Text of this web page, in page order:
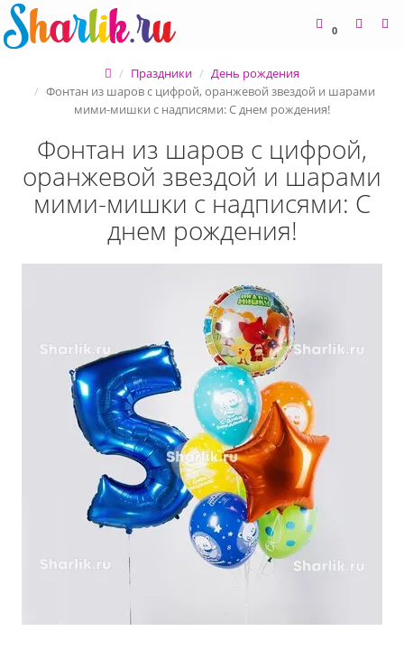
0
Праздники
День рождения
Фонтан из шаров с цифрой, оранжевой звездой и шарами
мими-мишки с надписями: С днем рождения!
Фонтан из шаров с цифрой,
оранжевой звездой и шарами
мими-мишки с надписями: С
днем рождения!